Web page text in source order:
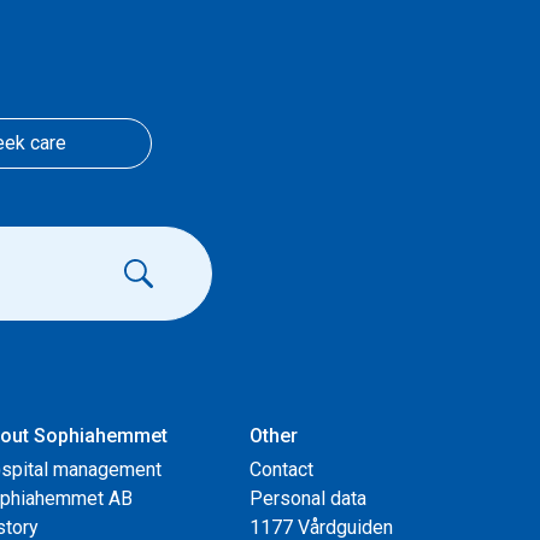
care
Sophiahemmet
management
AB
Other
Contact
Personal data
1177 Vårdguiden